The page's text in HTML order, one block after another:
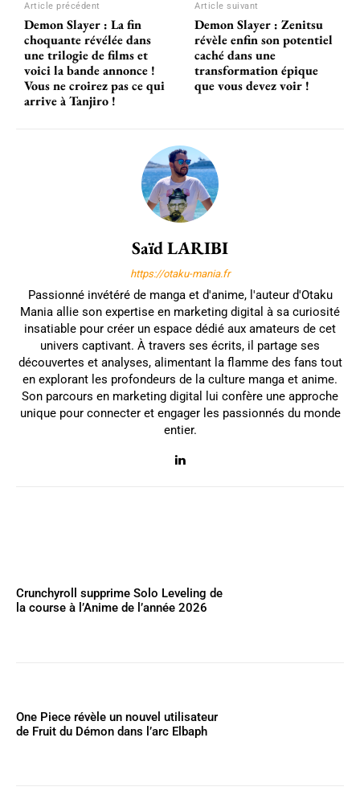
Article précédent
Demon Slayer : La fin
choquante révélée dans
une trilogie de films et
voici la bande annonce !
Vous ne croirez pas ce qui
arrive à Tanjiro !
Article suivant
Demon Slayer : Zenitsu
révèle enfin son potentiel
caché dans une
transformation épique
que vous devez voir !
Saïd LARIBI
https://otaku-mania.fr
Passionné invétéré de manga et d'anime, l'auteur d'Otaku
Mania allie son expertise en marketing digital à sa curiosité
insatiable pour créer un espace dédié aux amateurs de cet
univers captivant. À travers ses écrits, il partage ses
découvertes et analyses, alimentant la flamme des fans tout
en explorant les profondeurs de la culture manga et anime.
Son parcours en marketing digital lui confère une approche
unique pour connecter et engager les passionnés du monde
entier.
Crunchyroll supprime Solo Leveling de
la course à l’Anime de l’année 2026
One Piece révèle un nouvel utilisateur
de Fruit du Démon dans l’arc Elbaph